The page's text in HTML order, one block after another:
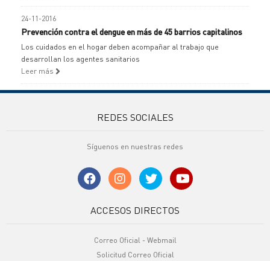
24-11-2016
Prevención contra el dengue en más de 45 barrios capitalinos
Los cuidados en el hogar deben acompañar al trabajo que
desarrollan los agentes sanitarios
Leer más
REDES SOCIALES
Síguenos en nuestras redes
ACCESOS DIRECTOS
Correo Oficial - Webmail
Solicitud Correo Oficial